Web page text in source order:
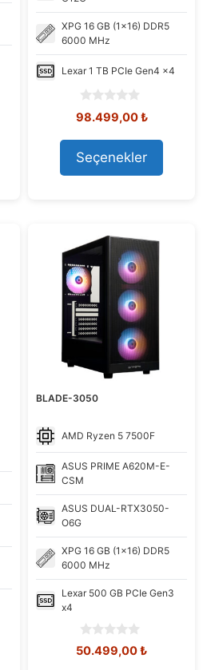
XPG 16 GB (1x16) DDR5
6000 MHz
Lexar 1 TB PCIe Gen4 x4
0
o
u
t
o
f
Orijinal
108.576,92 ₺.
98.499,00₺Şu
Seçenekler
BLADE-3050
AMD Ryzen 5 7500F
ASUS PRIME A620M-E-
CSM
ASUS DUAL-RTX3050-
O6G
XPG 16 GB (1x16) DDR5
6000 MHz
Lexar 500 GB PCIe Gen3
x4
0
o
Orijinal
50.499,00₺Şu